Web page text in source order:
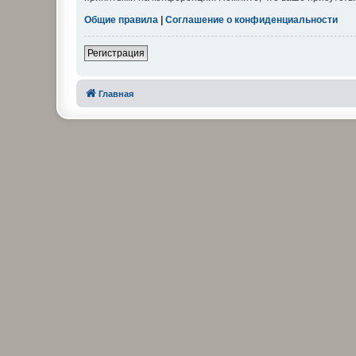
Общие правила | Соглашение о конфиденциальности
Регистрация
Главная